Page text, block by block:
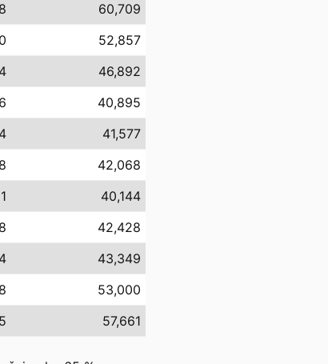
60,709
52,857
46,892
40,895
41,577
42,068
40,144
42,428
43,349
53,000
57,661